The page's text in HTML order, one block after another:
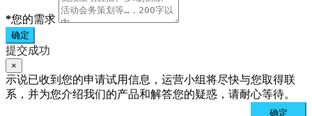
*您的需求
确定
提交成功
×
示说已收到您的申请试用信息，运营小组将尽快与您取得联
系，并为您介绍我们的产品和解答您的疑惑，请耐心等待。
确定